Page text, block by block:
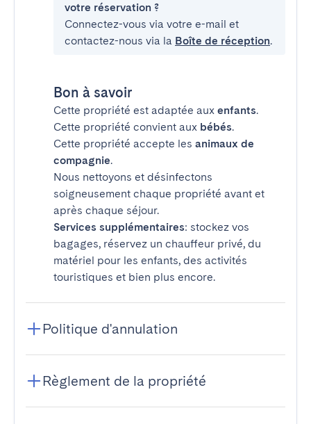
votre réservation ?
Connectez-vous via votre e-mail et
contactez-nous via la Boîte de réception.
Bon à savoir
Cette propriété est adaptée aux enfants.
Cette propriété convient aux bébés.
Cette propriété accepte les animaux de
compagnie.
Nous nettoyons et désinfectons
soigneusement chaque propriété avant et
après chaque séjour.
Services supplémentaires: stockez vos
bagages, réservez un chauffeur privé, du
matériel pour les enfants, des activités
touristiques et bien plus encore.
Politique d'annulation
Règlement de la propriété